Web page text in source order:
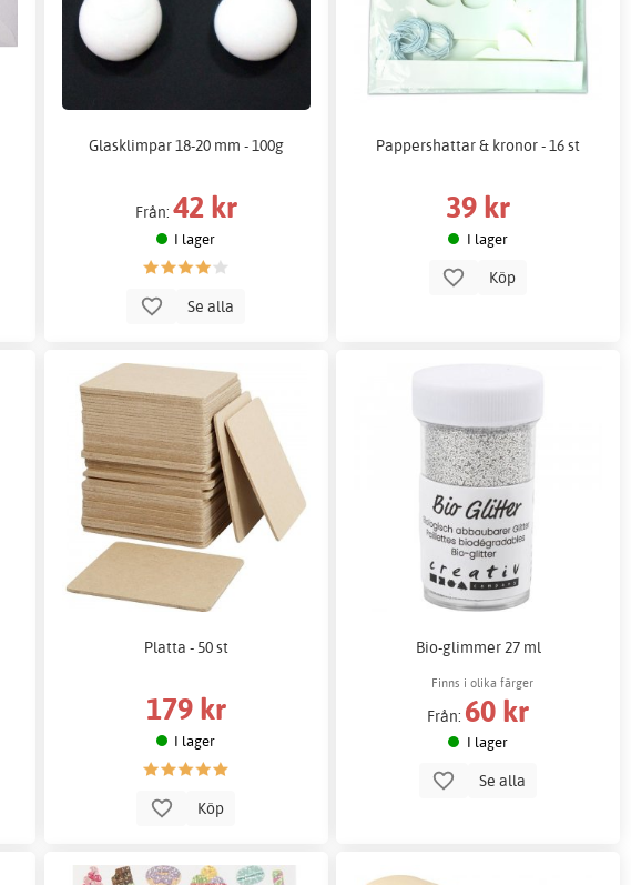
Glasklimpar 18-20 mm - 100g
Från: 42 kr
I lager
Se alla
Pappershattar & kronor - 16 st
39 kr
I lager
Köp
Platta - 50 st
179 kr
I lager
Köp
Bio-glimmer 27 ml
Finns i olika färger
Från: 60 kr
I lager
Se alla